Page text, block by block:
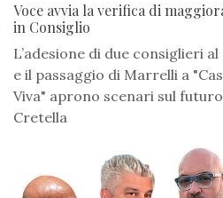
Voce avvia la verifica di
in Consiglio
L’adesione di due consiglieri
e il passaggio di Marrelli a
Viva" aprono scenari sul
Cretella